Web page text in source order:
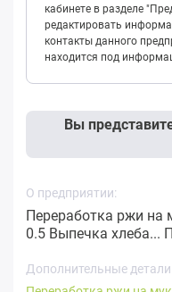
кабинете в разделе
редактировать
контакты данного
находится под
Вы
О предприятии:
Переработка ржи
0.5 Выпечка хлеба...
Дополнительные детали